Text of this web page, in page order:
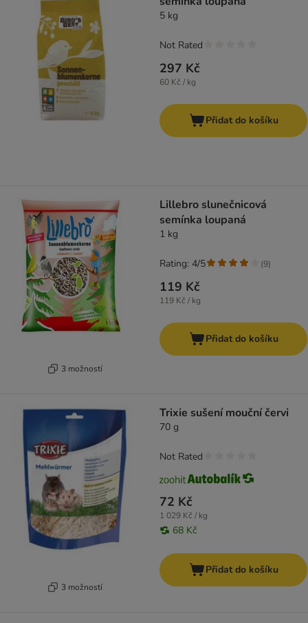
5 kg
297 Kč
60 Kč / kg
Not Rated
Přidat do košíku
3 možností
Lillebro slunečnicová
semínka loupaná
1 kg
119 Kč
119 Kč / kg
Rating: 4/5 (9)
Přidat do košíku
3 možností
Trixie sušení mouční červi
70 g
72 Kč
1 029 Kč / kg
68 Kč
Not Rated
Přidat do košíku